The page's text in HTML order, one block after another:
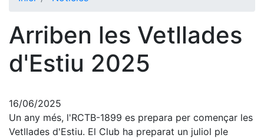
Història
La nostra
història
Presidents
Organització
Arriben les Vetllades
d'Estiu 2025
16/06/2025
Un any més, l'RCTB-1899 es prepara per començar les
Vetllades d'Estiu. El Club ha preparat un juliol ple